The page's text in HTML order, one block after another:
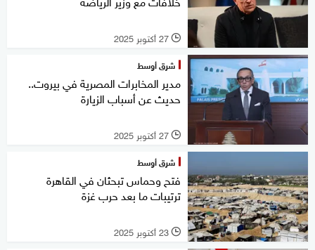
l 27 أكتوبر 2025
شرق أوسط
مدير المخابرات المصرية في بيروت..
حديث عن أسباب الزيارة
l 27 أكتوبر 2025
شرق أوسط
فتح وحماس تبحثان في القاهرة
ترتيبات ما بعد حرب غزة
l 23 أكتوبر 2025